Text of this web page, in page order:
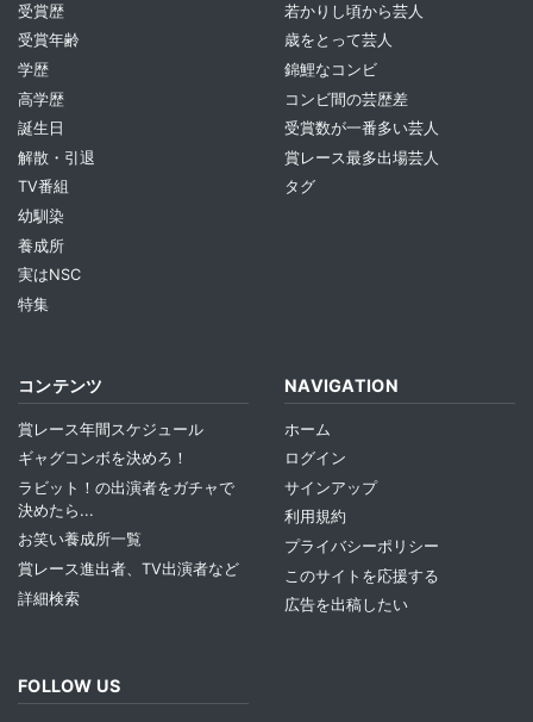
受賞歴
受賞年齢
学歴
高学歴
誕生日
解散・引退
TV番組
幼馴染
養成所
実はNSC
特集
若かりし頃から芸人
歳をとって芸人
錦鯉なコンビ
コンビ間の芸歴差
受賞数が一番多い芸人
賞レース最多出場芸人
タグ
コンテンツ
賞レース年間スケジュール
ギャグコンボを決めろ！
ラビット！の出演者をガチャで
決めたら...
お笑い養成所一覧
賞レース進出者、TV出演者など
詳細検索
NAVIGATION
ホーム
ログイン
サインアップ
利用規約
プライバシーポリシー
このサイトを応援する
広告を出稿したい
FOLLOW US